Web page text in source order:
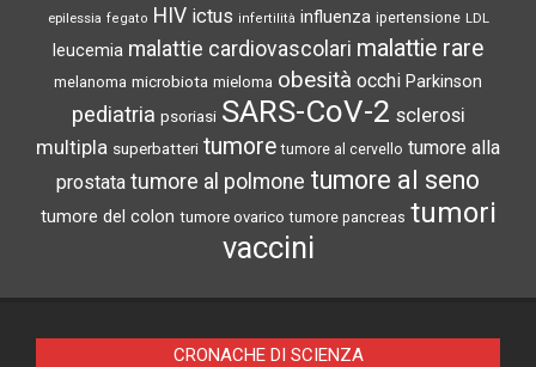
epilessia fegato HIV ictus infertilità influenza ipertensione LDL
leucemia malattie cardiovascolari malattie rare
melanoma microbiota mieloma obesità occhi Parkinson
pediatria psoriasi SARS-CoV-2 sclerosi
multipla superbatteri tumore tumore al cervello tumore alla
prostata tumore al polmone tumore al seno
tumore del colon tumore ovarico tumore pancreas tumori
vaccini
CRONACHE DI SCIENZA